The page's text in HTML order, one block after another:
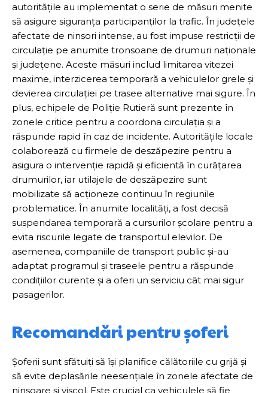
autoritățile au implementat o serie de măsuri menite
să asigure siguranța participanților la trafic. În județele
afectate de ninsori intense, au fost impuse restricții de
circulație pe anumite tronsoane de drumuri naționale
și județene. Aceste măsuri includ limitarea vitezei
maxime, interzicerea temporară a vehiculelor grele și
devierea circulației pe trasee alternative mai sigure. În
plus, echipele de Poliție Rutieră sunt prezente în
zonele critice pentru a coordona circulația și a
răspunde rapid în caz de incidente. Autoritățile locale
colaborează cu firmele de deszăpezire pentru a
asigura o intervenție rapidă și eficientă în curățarea
drumurilor, iar utilajele de deszăpezire sunt
mobilizate să acționeze continuu în regiunile
problematice. În anumite localități, a fost decisă
suspendarea temporară a cursurilor școlare pentru a
evita riscurile legate de transportul elevilor. De
asemenea, companiile de transport public și-au
adaptat programul și traseele pentru a răspunde
condițiilor curente și a oferi un serviciu cât mai sigur
pasagerilor.
Recomandări pentru șoferi
Șoferii sunt sfătuiți să își planifice călătoriile cu grijă și
să evite deplasările neesențiale în zonele afectate de
ninsoare și viscol. Este crucial ca vehiculele să fie